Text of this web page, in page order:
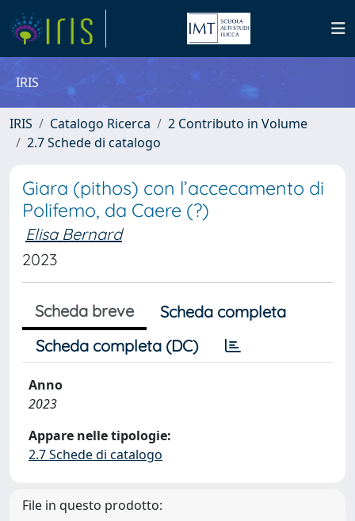
IRIS
IRIS Catalogo Ricerca
2 Contributo in Volume
2.7 Schede di catalogo
Giara (pithos) con l’accecamento di
Polifemo, da Caere (?)
Elisa Bernard
2023
Scheda breve
Scheda completa
Scheda completa (DC)
Anno
2023
Appare nelle tipologie:
2.7 Schede di catalogo
File in questo prodotto: